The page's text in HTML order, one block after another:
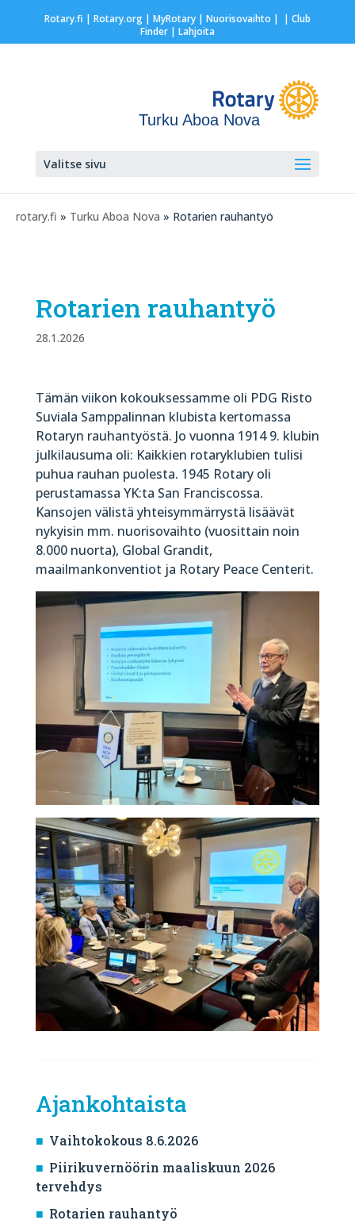
Rotary.fi | Rotary.org| MyRotary | Nuorisovaihto | | Club
Finder| Lahjoita
Turku Aboa Nova
Valitse sivu
rotary.fi » Turku Aboa Nova » Rotarien rauhantyö
Rotarien rauhantyö
28.1.2026
Tämän viikon kokouksessamme oli PDG Risto
Suviala Samppalinnan klubista kertomassa
Rotaryn rauhantyöstä. Jo vuonna 1914 9. klubin
julkilausuma oli: Kaikkien rotaryklubien tulisi
puhua rauhan puolesta. 1945 Rotary oli
perustamassa YK:ta San Franciscossa.
Kansojen välistä yhteisymmärrystä lisäävät
nykyisin mm. nuorisovaihto (vuosittain noin
8.000 nuorta), Global Grandit,
maailmankonventiot ja Rotary Peace Centerit.
Ajankohtaista
Vaihtokokous 8.6.2026
Piirikuvernöörin maaliskuun 2026
tervehdys
Rotarien rauhantyö